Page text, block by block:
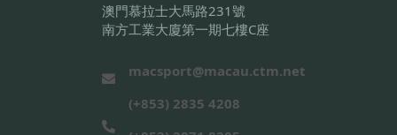
澳門慕拉士大馬路231號
南方工業大廈第一期七樓C座
macsport@macau.ctm.net
(+853) 2835 4208